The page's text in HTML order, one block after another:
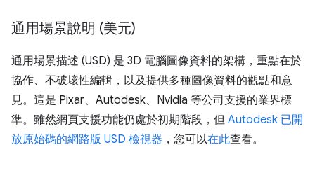
通用場景說明 (美元)
通用場景描述 (USD) 是 3D 電腦圖像資料的架構，重點在於
協作、不破壞性編輯，以及提供多種圖像資料的觀點和意
見。這是 Pixar、Autodesk、Nvidia 等公司支援的業界標
準。雖然網頁支援功能仍處於初期階段，但 Autodesk 已開
放原始碼的網路版 USD 檢視器 ，您可以在此查看。